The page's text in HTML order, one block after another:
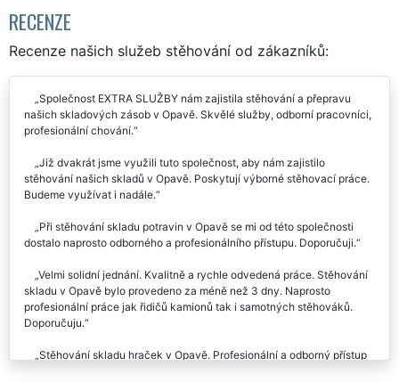
RECENZE
Recenze našich služeb stěhování od zákazníků:
Společnost EXTRA SLUŽBY nám zajistila stěhování a přepravu
našich skladových zásob v Opavě. Skvělé služby, odborní pracovníci,
Již dvakrát jsme využili tuto společnost, aby nám zajistilo
stěhování našich skladů v Opavě. Poskytují výborné stěhovací práce.
Při stěhování skladu potravin v Opavě se mi od této společnosti
Velmi solidní jednání. Kvalitně a rychle odvedená práce. Stěhování
skladu v Opavě bylo provedeno za méně než 3 dny. Naprosto
profesionální práce jak řidičů kamionů tak i samotných stěhováků.